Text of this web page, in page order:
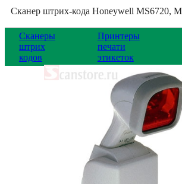
Сканер штрих-кода Honeywell MS6720,
Сканеры
штрих
кодов
Принтеры
печати
этикеток